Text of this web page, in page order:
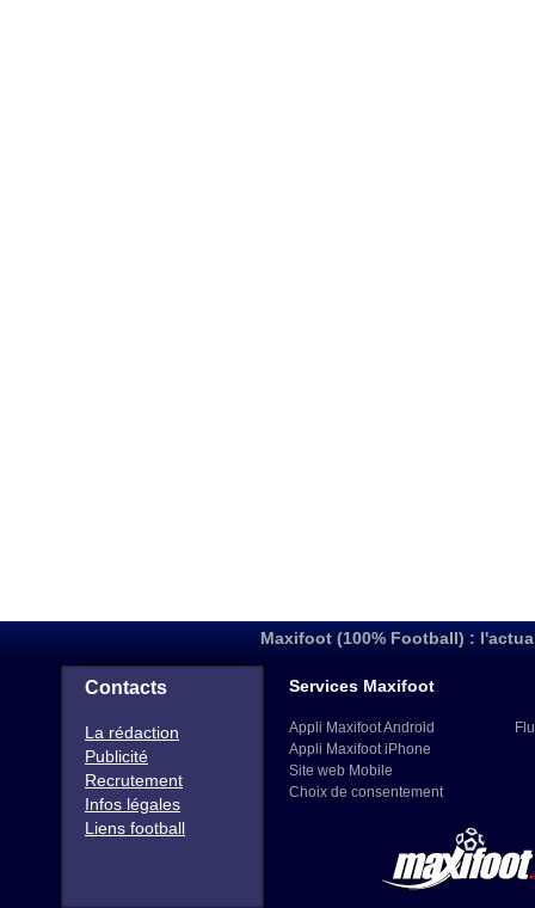
Maxifoot (100% Football) :
Contacts
La rédaction
Publicité
Recrutement
Infos légales
Liens football
Services Maxifoot
Appli Maxifoot Android
Appli Maxifoot iPhone
Site web Mobile
Choix de consentement